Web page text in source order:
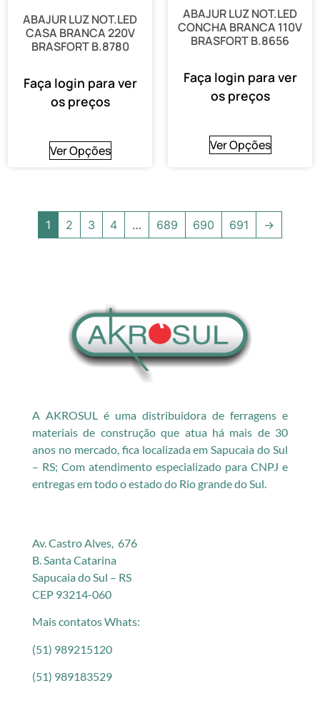
ABAJUR LUZ NOT.LED
CASA BRANCA 220V
BRASFORT B.8780
Faça login para ver
os preços
Ver Opções
ABAJUR LUZ NOT.LED
CONCHA BRANCA 110V
BRASFORT B.8656
Faça login para ver
os preços
Ver Opções
1 2 3 4 … 689 690 691 →
A AKROSUL é uma distribuidora de ferragens e
materiais de construção que atua há mais de 30
anos no mercado, fica localizada em Sapucaia do Sul
– RS; Com atendimento especializado para CNPJ e
entregas em todo o estado do Rio grande do Sul.
Av. Castro Alves, 676
B. Santa Catarina
Sapucaia do Sul – RS
CEP 93214-060
Mais contatos Whats:
(51) 989215120
(51) 989183529